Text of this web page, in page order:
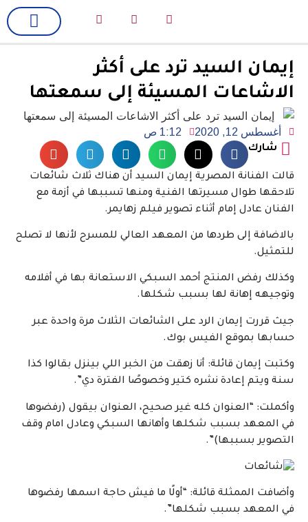
إيمان السيد ترد على أكثر
الاشاعات المسيئة إلى سمعتها
أغسطس 12, 2020 1:12 ص
شارك
قالت الفنانة المصرية إيمان السيد أن هناك ثلاث شائعات
تلاحقها طوال مسيرتها الفنية ومنها تسببها في أزمة مع
الفنان عادل إمام أثناء تصوير فيلم زهايمر.
بالاضافة إلى طردها من المعهد العالي للمسرح لأنها لا تصلح
للتمثيل.
وكذلك رفض المنتج أحمد السبكي الاستعانة بها في أفلامه
وتوجيهه إهانة لها بسبب شكلها.
جيث قررت إيمان الرد على الشائعات الثلاث مرة واحدة عبر
حسابها بموقع الفيس بوك.
وكتبت إيمان قائلة: أنا زهقت من الخبر اللي بينزل بقالوا كذا
سنة ويتم إعادة نشره كتير وخصوصًا الفترة دي”.
وأكملت: “العنوان كله غير صحيح، العنوان بيقول (رفضوها
في المعهد بسبب شكلها وأهانها السبكي وعادل امام وقف
التصوير بسببها)”.
وأضافت الممثلة قائلة: “أولًا ما فيش حاجة اسمها رفضوها
في المعهد بسبب شكلها”.